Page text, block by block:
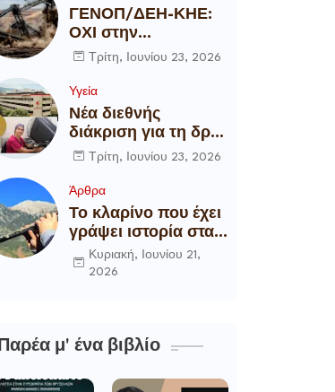
ΓΕΝΟΠ/ΔΕΗ-ΚΗΕ:
ΟΧΙ στην
αποξήλωση των
υποδομών της
χώρας
Τρίτη, Ιουνίου 23, 2026
Υγεία
Νέα διεθνής
διάκριση για τη δρ
Θάλεια
Διευθύντρια
Xειρουργό του
Metropolitan
General
Τρίτη, Ιουνίου 23, 2026
Άρθρα
Το κλαρίνο που έχει
γράψει ιστορία στα
χωριά της Ρούμελης
Κυριακή, Ιουνίου 21,
2026
Παρέα μ' ένα βιβλίο